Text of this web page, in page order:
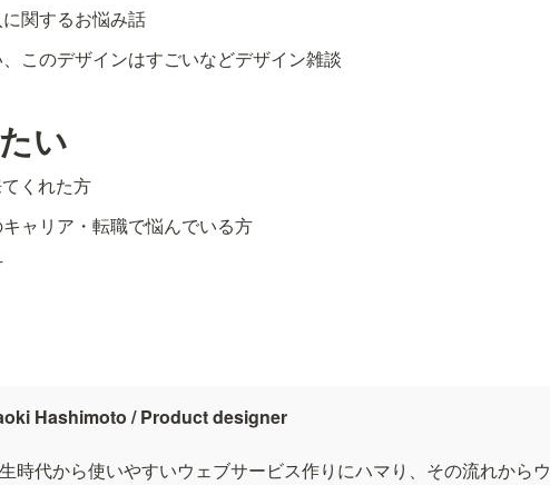
関するお悩み話
このデザインはすごいなどデザイン雑談
い
くれた方
ャリア・転職で悩んでいる方
Hashimoto / Product designer
時代から使いやすいウェブサービス作りにハマり、その流れからウ